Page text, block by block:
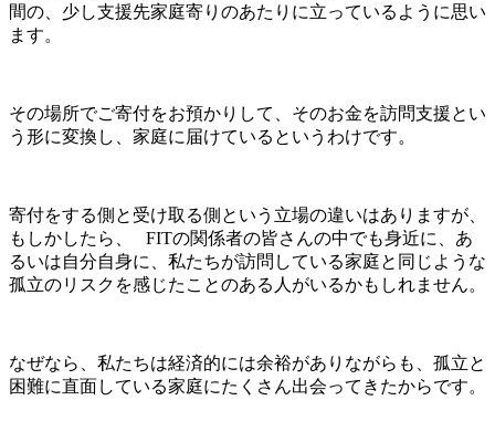
間の、少し支援先家庭寄りのあたりに立っているように思い
ます。
その場所でご寄付をお預かりして、そのお金を訪問支援とい
う形に変換し、家庭に届けているというわけです。
寄付をする側と受け取る側という立場の違いはありますが、
もしかしたら、 FITの関係者の皆さんの中でも身近に、あ
るいは自分自身に、私たちが訪問している家庭と同じような
孤立のリスクを感じたことのある人がいるかもしれません。
なぜなら、私たちは経済的には余裕がありながらも、孤立と
困難に直面している家庭にたくさん出会ってきたからです。